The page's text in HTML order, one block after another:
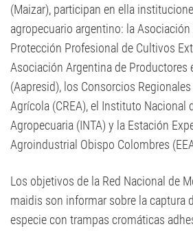
(Maizar), participan en ella
agropecuario argentino: la
Protección Profesional de Cultivos
Asociación Argentina de Productores
(Aapresid), los Consorcios
Agrícola (CREA), el Instituto Nacional
Agropecuaria (INTA) y la Estación
Agroindustrial Obispo Colombres
Los objetivos de la Red Nacional de
maidis son informar sobre la captura
especie con trampas cromáticas